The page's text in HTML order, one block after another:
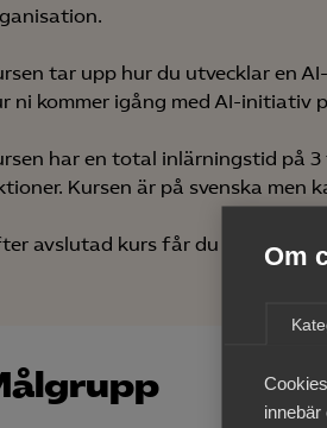
Om
tar upp hur du utvecklar en
ni kommer igång med AI-initiativ
har en total inlärningstid på
Kursen är på svenska men
avslutad kurs får du ett